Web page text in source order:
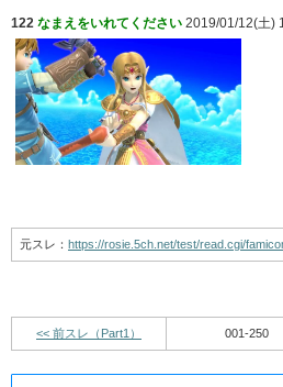
122 なまえをいれてください 2019/01/12(土)
元スレ： https://rosie.5ch.net/test/read.cgi/
<< 前スレ（Part1） 001-250